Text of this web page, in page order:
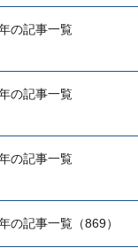
の記事一覧
の記事一覧
の記事一覧
の記事一覧（869）